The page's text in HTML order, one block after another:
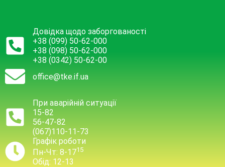
Довідка щодо заборгованості
+38 (099) 50-62-000
+38 (098) 50-62-000
+38 (0342) 50-62-00
office@tke.if.ua
При аварійній ситуації
15-82
56-47-82
(067)110-11-73
Графік роботи
Пн-Чт: 8-1715
Обід: 12-13